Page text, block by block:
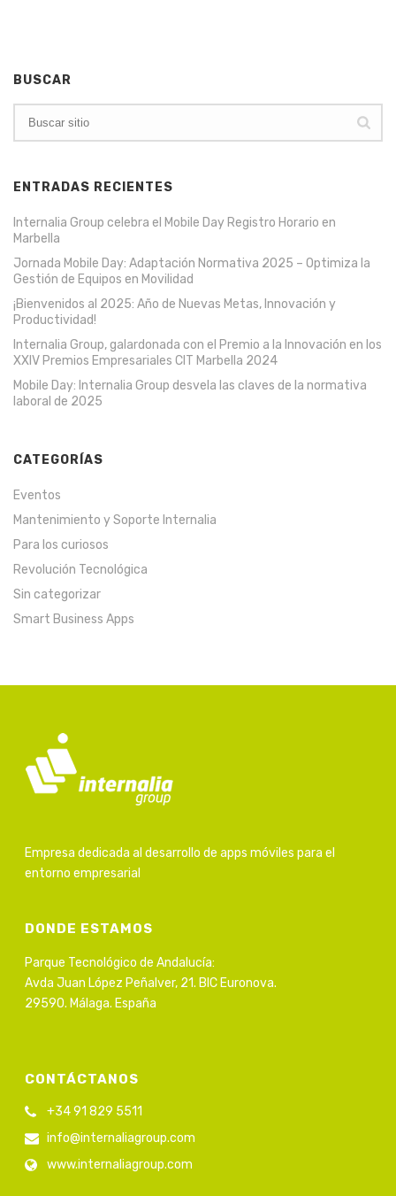
BUSCAR
ENTRADAS RECIENTES
Internalia Group celebra el Mobile Day Registro Horario en
Marbella
Jornada Mobile Day: Adaptación Normativa 2025 – Optimiza la
Gestión de Equipos en Movilidad
¡Bienvenidos al 2025: Año de Nuevas Metas, Innovación y
Productividad!
Internalia Group, galardonada con el Premio a la Innovación en los
XXIV Premios Empresariales CIT Marbella 2024
Mobile Day: Internalia Group desvela las claves de la normativa
laboral de 2025
CATEGORÍAS
Eventos
Mantenimiento y Soporte Internalia
Para los curiosos
Revolución Tecnológica
Sin categorizar
Smart Business Apps
Empresa dedicada al desarrollo de apps móviles para el
entorno empresarial
DONDE ESTAMOS
Parque Tecnológico de Andalucía:
Avda Juan López Peñalver, 21. BIC Euronova.
29590. Málaga. España
CONTÁCTANOS
+34 91 829 5511
info@internaliagroup.com
www.internaliagroup.com